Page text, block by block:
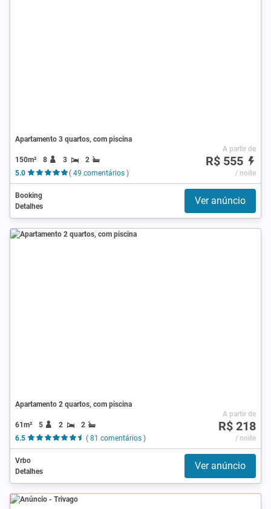
Apartamento 3 quartos, com piscina
150m² 8 3
2
5.0
( 49 comentários )
A partir de
R$ 555
/ noite
Booking
Detalhes
Ver anúncio
Apartamento 2 quartos, com piscina
61m² 5 2
2
6.5
( 81 comentários )
A partir de
R$ 218
/ noite
Vrbo
Detalhes
Ver anúncio
Anúncio